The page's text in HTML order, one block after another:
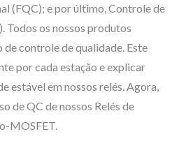
(FQC); e por último, Controle de
Todos os nossos produtos
de controle de qualidade. Este
por cada estação e explicar
estável em nossos relés. Agora,
de QC de nossos Relés de
MOSFET.